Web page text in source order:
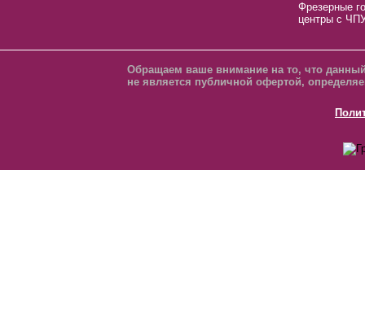
Фрезерные
центры с
Обращаем ваше внимание на то, что
не является публичной офертой,